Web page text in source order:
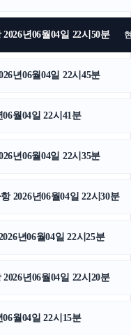
년06월04일 22시50분
년06월04일 22시45분
월04일 22시41분
년06월04일 22시35분
2026년06월04일 22시30분
년06월04일 22시25분
년06월04일 22시20분
월04일 22시15분